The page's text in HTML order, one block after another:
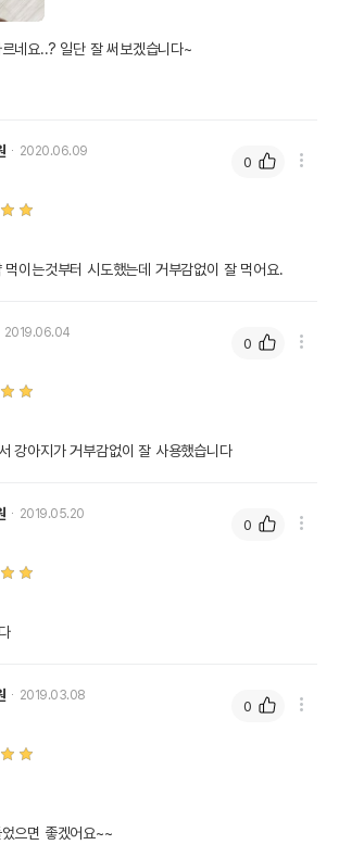
네요..? 일단 잘 써보겠습니다~
2020.06.09
먹이는것부터 시도했는데 거부감없이 잘 먹어요.
0
2019.06.04
강아지가 거부감없이 잘 사용했습니다
0
2019.05.20
0
2019.03.08
으면 좋겠어요~~
0